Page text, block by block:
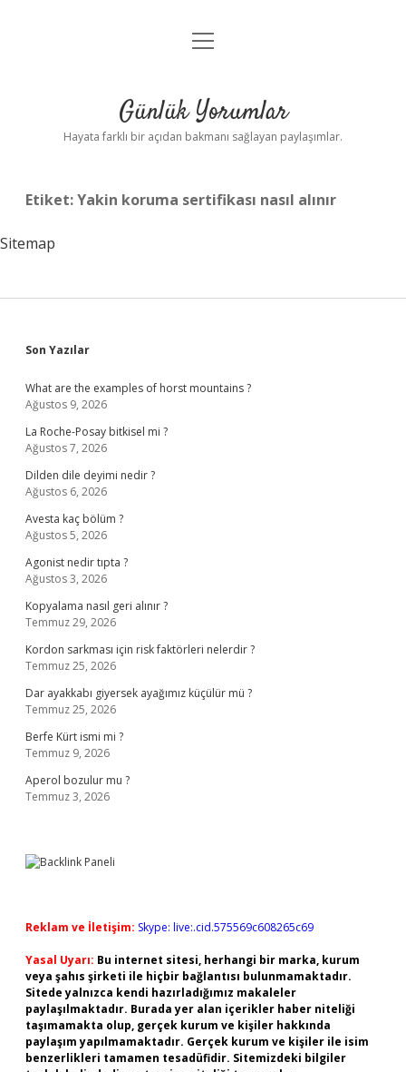
Anasayfa
Yasal Uyarı
menüyü
Günlük Yorumlar
Hayata farklı bir açıdan bakmanı sağlayan paylaşımlar.
Etiket:Yakin koruma sertifikası nasıl alınır
Sitemap
Sidebar
Son Yazılar
What are the examples of horst mountains ?
Ağustos 9, 2026
La Roche-Posay bitkisel mi ?
Ağustos 7, 2026
Dilden dile deyimi nedir ?
Ağustos 6, 2026
Avesta kaç bölüm ?
Ağustos 5, 2026
Agonist nedir tıpta ?
Ağustos 3, 2026
Kopyalama nasıl geri alınır ?
Temmuz 29, 2026
Kordon sarkması için risk faktörleri nelerdir ?
Temmuz 25, 2026
Dar ayakkabı giyersek ayağımız küçülür mü ?
Temmuz 25, 2026
Berfe Kürt ismi mi ?
Temmuz 9, 2026
Aperol bozulur mu ?
Temmuz 3, 2026
Reklam ve İletişim: Skype: live:.cid.575569c608265c69
Yasal Uyarı: Bu internet sitesi, herhangi bir marka, kurum
veya şahıs şirketi ile hiçbir bağlantısı bulunmamaktadır.
Sitede yalnızca kendi hazırladığımız makaleler
paylaşılmaktadır. Burada yer alan içerikler haber niteliği
taşımamakta olup, gerçek kurum ve kişiler hakkında
paylaşım yapılmamaktadır. Gerçek kurum ve kişiler ile isim
benzerlikleri tamamen tesadüfidir. Sitemizdeki bilgiler